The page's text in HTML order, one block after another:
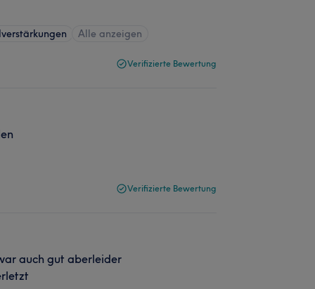
Alle anzeigen
Verifizierte Bewertung
Verifizierte Bewertung
auch gut aberleider